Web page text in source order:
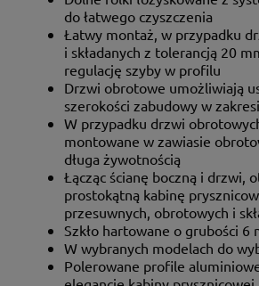
do łatwego czyszczenia
Łatwy montaż, w przypadku
i składanych z tolerancją 20
regulację szyby w profilu
Drzwi obrotowe umożliwiają
szerokości zabudowy w
W przypadku drzwi
montowane w zawiasie
długa żywotnością
Łącząc ścianę boczną i drzwi,
prostokątną kabinę
przesuwnych, obrotowych i
Szkło hartowane o grubości 6
W wybranych modelach do
Polerowane profile